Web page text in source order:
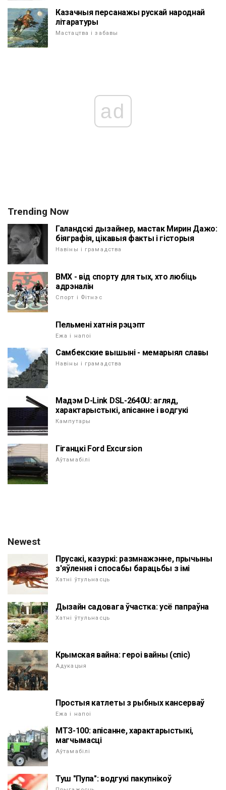
Казачныя персанажы рускай народнай
літаратуры
Мастацтва і забавы
ad
Trending Now
Галандскі дызайнер, мастак Мирин Дажо:
біяграфія, цікавыя факты і гісторыя
Навіны і грамадства
ВМХ - від спорту для тых, хто любіць
адрэналін
Спорт і Фітнэс
Пельмені хатнія рэцэпт
Ежа і напоі
Самбекские вышыні - мемарыял славы
Навіны і грамадства
Мадэм D-Link DSL-2640U: агляд,
характарыстыкі, апісанне і водгукі
Кампутары
Гіганцкі Ford Excursion
Аўтамабілі
Newest
Прусакі, казуркі: размнажэнне, прычыны
з'яўлення і спосабы барацьбы з імі
Хатні ўтульнасць
Дызайн садовага ўчастка: усё папраўна
Хатні ўтульнасць
Крымская вайна: героі вайны (спіс)
Адукацыя
Простыя катлеты з рыбных кансерваў
Ежа і напоі
МТЗ-100: апісанне, характарыстыкі,
магчымасці
Аўтамабілі
Туш "Пупа": водгукі пакупнікоў